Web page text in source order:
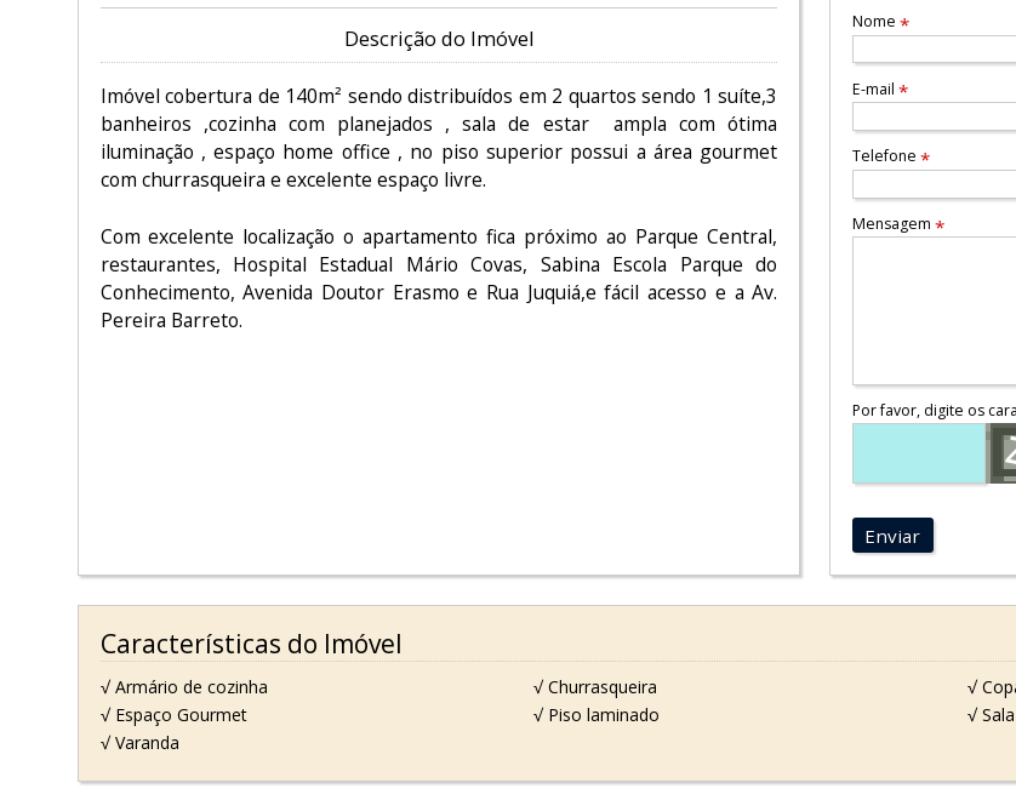
Descrição do Imóvel
Imóvel cobertura de 140m² sendo distribuídos em 2 quartos sendo 1 suíte,3
banheiros ,cozinha com planejados , sala de estar ampla com ótima
iluminação , espaço home office , no piso superior possui a área gourmet
com churrasqueira e excelente espaço livre.
Com excelente localização o apartamento fica próximo ao Parque Central,
restaurantes, Hospital Estadual Mário Covas, Sabina Escola Parque do
Conhecimento, Avenida Doutor Erasmo e Rua Juquiá,e fácil acesso e a Av.
Pereira Barreto.
Nome *
E-mail *
Telefone *
Mensagem *
Por favor, digite os
Enviar
Características do Imóvel
√ Armário de cozinha √ Churrasqueira
√
√ Espaço Gourmet
√ Piso laminado
√
√ Varanda